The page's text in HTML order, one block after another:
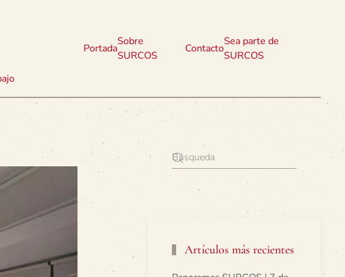
Portada
Sobre
SURCOS
Contacto
Sea parte de
SURCOS
Artículos más recientes